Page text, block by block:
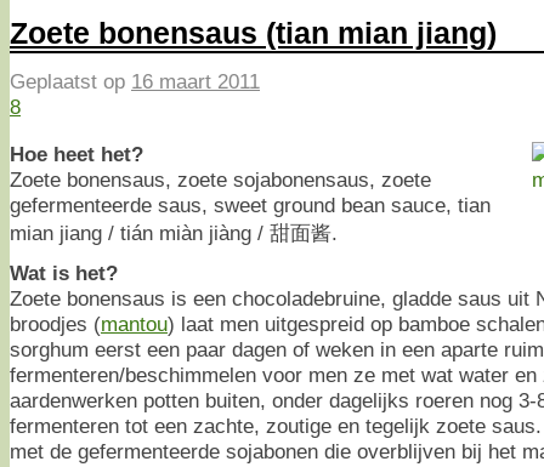
Zoete bonensaus (tian mian jiang)
Geplaatst op 16 maart 2011
8
Hoe heet het?
Zoete bonensaus, zoete sojabonensaus, zoete
gefermenteerde saus, sweet ground bean sauce, tian
mian jiang / tián miàn jiàng / 甜面酱.
Wat is het?
Zoete bonensaus is een chocoladebruine, gladde saus uit
broodjes (mantou) laat men uitgespreid op bamboe
sorghum eerst een paar dagen of weken in een aparte
fermenteren/beschimmelen voor men ze met wat water
aardenwerken potten buiten, onder dagelijks roeren nog
fermenteren tot een zachte, zoutige en tegelijk zoete
met de gefermenteerde sojabonen die overblijven bij het